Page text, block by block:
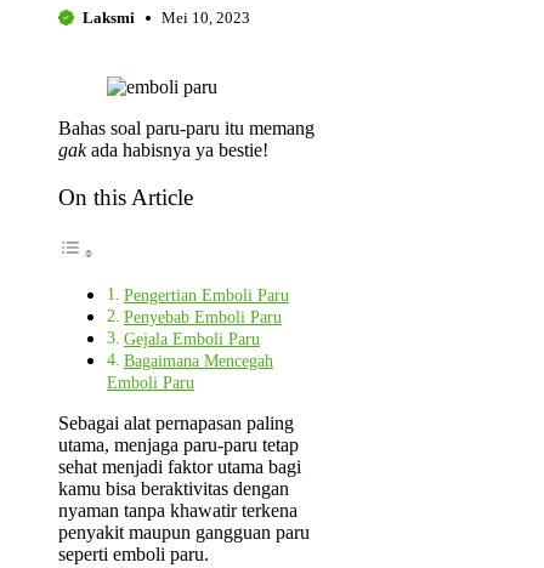
Laksmi Mei 10, 2023
Bahas soal paru-paru itu memang
gakada habisnya ya bestie!
On this Article
Pengertian Emboli Paru
Penyebab Emboli Paru
Gejala Emboli Paru
Bagaimana Mencegah
Emboli Paru
Sebagai alat pernapasan paling
utama, menjaga paru-paru tetap
sehat menjadi faktor utama bagi
kamu bisa beraktivitas dengan
nyaman tanpa khawatir terkena
penyakit maupun gangguan paru
seperti emboli paru.